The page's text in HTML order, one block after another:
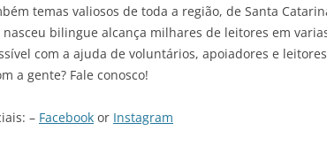
temas valiosos de toda a região, de Santa
bilingue alcança milhares de leitores em
com a ajuda de voluntários, apoiadores e
a gente? Fale conosco!
– Facebook or Instagram